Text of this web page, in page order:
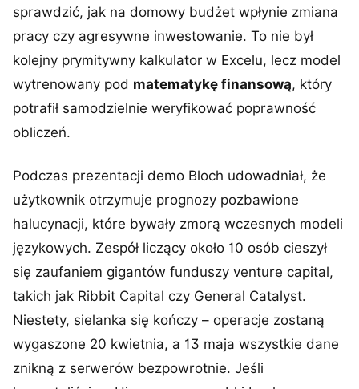
sprawdzić, jak na domowy budżet wpłynie zmiana
pracy czy agresywne inwestowanie. To nie był
kolejny prymitywny kalkulator w Excelu, lecz model
wytrenowany pod matematykę finansową, który
potrafił samodzielnie weryfikować poprawność
obliczeń.
Podczas prezentacji demo Bloch udowadniał, że
użytkownik otrzymuje prognozy pozbawione
halucynacji, które bywały zmorą wczesnych modeli
językowych. Zespół liczący około 10 osób cieszył
się zaufaniem gigantów funduszy venture capital,
takich jak Ribbit Capital czy General Catalyst.
Niestety, sielanka się kończy – operacje zostaną
wygaszone 20 kwietnia, a 13 maja wszystkie dane
znikną z serwerów bezpowrotnie. Jeśli